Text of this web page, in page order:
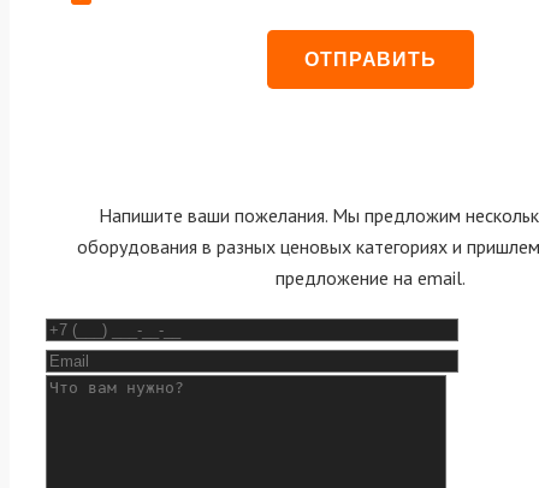
Напишите ваши пожелания. Мы предложим
оборудования в разных ценовых категориях и
предложение на email.